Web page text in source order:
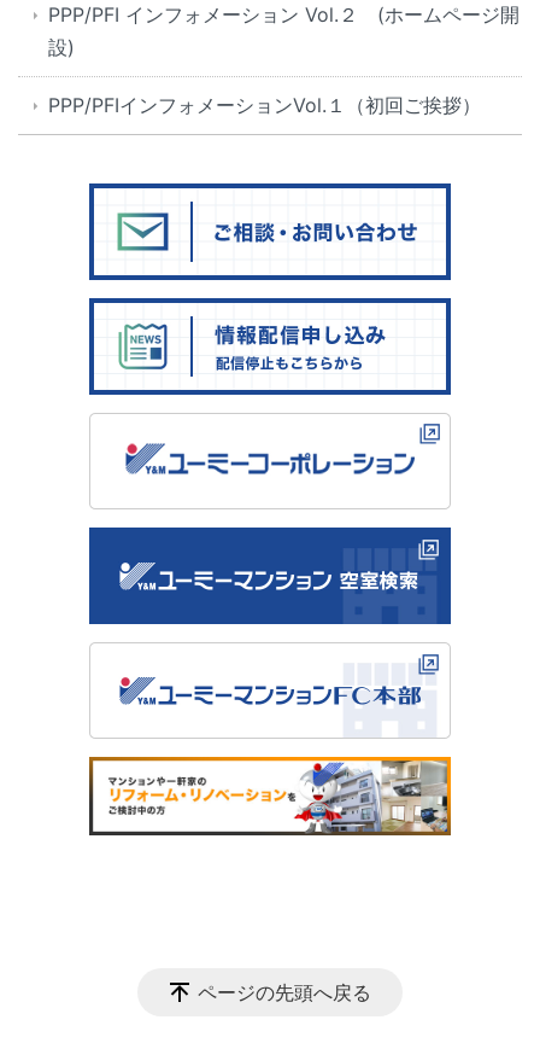
PPP/PFI インフォメーション Vol.２ (ホームページ開
設)
PPP/PFIインフォメーションVol.１（初回ご挨拶）
ページの先頭へ戻る